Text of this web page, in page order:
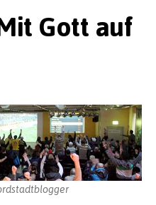
Gott auf